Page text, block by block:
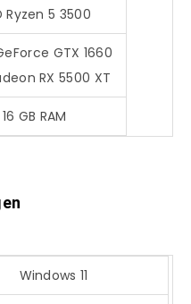
Ryzen 5 3500
GTX 1660
RX 5500 XT
16 GB RAM
Windows 11